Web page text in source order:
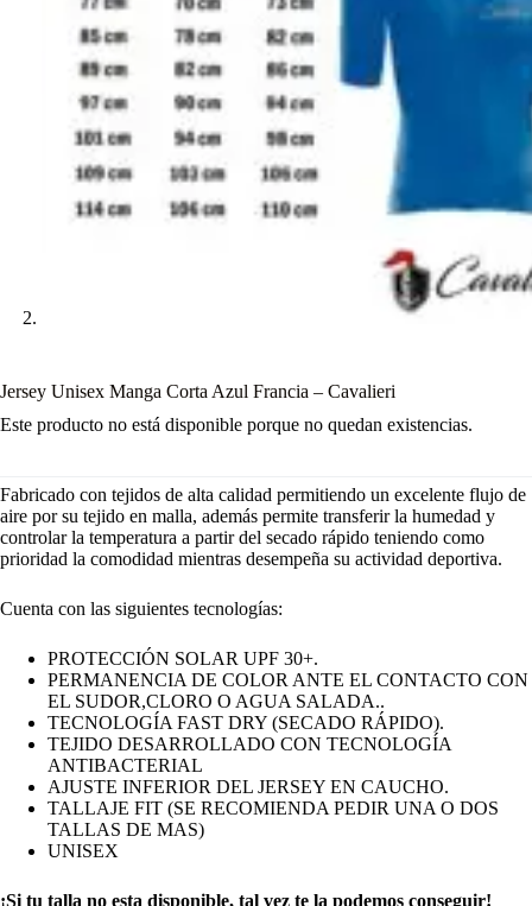
Jersey Unisex Manga Corta Azul Francia – Cavalieri
Este producto no está disponible porque no quedan existencias.
Fabricado con tejidos de alta calidad permitiendo un excelente flujo de
aire por su tejido en malla, además permite transferir la humedad y
controlar la temperatura a partir del secado rápido teniendo como
prioridad la comodidad mientras desempeña su actividad deportiva.
Cuenta con las siguientes tecnologías:
PROTECCIÓN SOLAR UPF 30+.
PERMANENCIA DE COLOR ANTE EL CONTACTO CON
EL SUDOR,CLORO O AGUA SALADA..
TECNOLOGÍA FAST DRY (SECADO RÁPIDO).
TEJIDO DESARROLLADO CON TECNOLOGÍA
ANTIBACTERIAL
AJUSTE INFERIOR DEL JERSEY EN CAUCHO.
TALLAJE FIT (SE RECOMIENDA PEDIR UNA O DOS
TALLAS DE MAS)
UNISEX
¡Si tu talla no esta disponible, tal vez te la podemos conseguir!